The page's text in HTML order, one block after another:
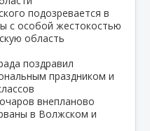
подозревается в
с особой жестокостью
область
поздравил
праздником и
внепланово
в Волжском и